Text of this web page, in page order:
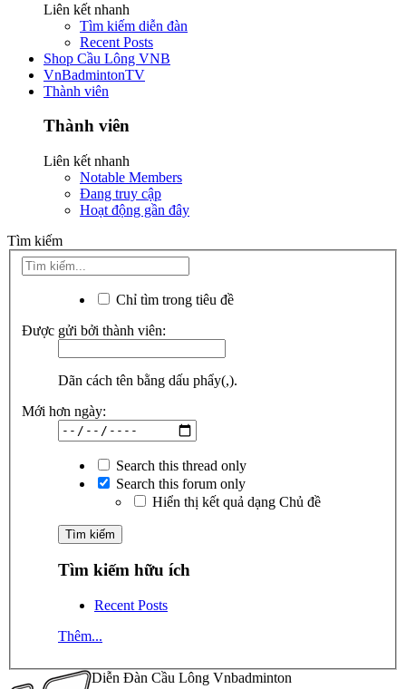
Liên kết nhanh
Tìm kiếm diễn đàn
Recent Posts
Shop Cầu Lông VNB
VnBadmintonTV
Thành viên
Thành viên
Liên kết nhanh
Notable Members
Đang truy cập
Hoạt động gần đây
Tìm kiếm
Chỉ tìm trong tiêu đề
Được gửi bởi thành viên:
Dãn cách tên bằng dấu phẩy(,).
Mới hơn ngày:
Search this thread only
Search this forum only
Hiển thị kết quả dạng Chủ đề
Tìm kiếm hữu ích
Recent Posts
Thêm...
Diễn Đàn Cầu Lông Vnbadminton